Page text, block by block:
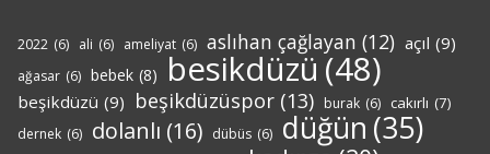
2022 (6) ali (6) ameliyat (6) aslıhan çağlayan (12) açıl (9)
ağasar (6) bebek (8) besikdüzü(48)
beşikdüzü (9) beşikdüzüspor (13) burak (6) cakırlı (7)
dernek (6) dolanlı (16) dübüs (6) düğün (35)